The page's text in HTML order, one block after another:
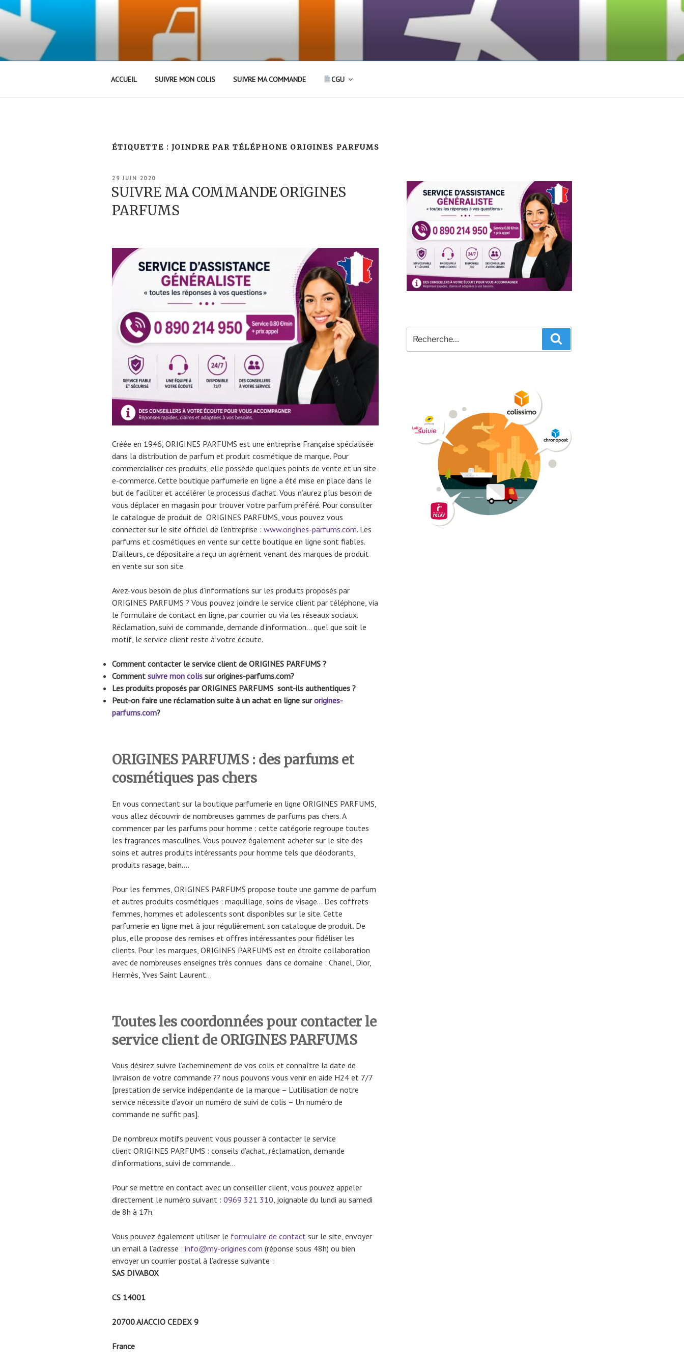
Aller
ACCUEIL SUIVRE MON COLIS SUIVRE MA COMMANDE CGU
ÉTIQUETTE : JOINDRE PAR TÉLÉPHONE ORIGINES PARFUMS
PUBLIÉ
LE
29 JUIN 2020
SUIVRE MA COMMANDE ORIGINES
PARFUMS
Créée en 1946, ORIGINES PARFUMS est une entreprise Française spécialisée
dans la distribution de parfum et produit cosmétique de marque. Pour
commercialiser ces produits, elle possède quelques points de vente et un site
e-commerce. Cette boutique parfumerie en ligne a été mise en place dans le
but de faciliter et accélérer le processus d’achat. Vous n’aurez plus besoin de
vous déplacer en magasin pour trouver votre parfum préféré. Pour consulter
le catalogue de produit de ORIGINES PARFUMS, vous pouvez vous
connecter sur le site officiel de l’entreprise : www.origines-parfums.com. Les
parfums et cosmétiques en vente sur cette boutique en ligne sont fiables.
D’ailleurs, ce dépositaire a reçu un agrément venant des marques de produit
en vente sur son site.
Avez-vous besoin de plus d’informations sur les produits proposés par
ORIGINES PARFUMS ? Vous pouvez joindre le service client par téléphone, via
le formulaire de contact en ligne, par courrier ou via les réseaux sociaux.
Réclamation, suivi de commande, demande d’information… quel que soit le
motif, le service client reste à votre écoute.
Comment contacter le service client de ORIGINES PARFUMS ?
Comment suivre mon colis sur origines-parfums.com?
Les produits proposés par ORIGINES PARFUMS sont-ils authentiques ?
Peut-on faire une réclamation suite à un achat en ligne surorigines-
parfums.com?
ORIGINES PARFUMS : des parfums et
cosmétiques pas chers
En vous connectant sur la boutique parfumerie en ligne ORIGINES PARFUMS,
vous allez découvrir de nombreuses gammes de parfums pas chers. A
commencer par les parfums pour homme : cette catégorie regroupe toutes
les fragrances masculines. Vous pouvez également acheter sur le site des
soins et autres produits intéressants pour homme tels que déodorants,
produits rasage, bain….
Pour les femmes, ORIGINES PARFUMS propose toute une gamme de parfum
et autres produits cosmétiques : maquillage, soins de visage… Des coffrets
femmes, hommes et adolescents sont disponibles sur le site. Cette
parfumerie en ligne met à jour régulièrement son catalogue de produit. De
plus, elle propose des remises et offres intéressantes pour fidéliser les
clients. Pour les marques, ORIGINES PARFUMS est en étroite collaboration
avec de nombreuses enseignes très connues dans ce domaine : Chanel, Dior,
Hermès, Yves Saint Laurent…
Toutes les coordonnées pour contacter le
service client de ORIGINES PARFUMS
Vous désirez suivre l’acheminement de vos colis et connaître la date de
livraison de votre commande ?? nous pouvons vous venir en aide H24 et 7/7
[prestation de service indépendante de la marque – L’utilisation de notre
service nécessite d’avoir un numéro de suivi de colis – Un numéro de
commande ne suffit pas].
De nombreux motifs peuvent vous pousser à contacter le service
client ORIGINES PARFUMS : conseils d’achat, réclamation, demande
d’informations, suivi de commande…
Pour se mettre en contact avec un conseiller client, vous pouvez appeler
directement le numéro suivant : 0969 321 310, joignable du lundi au samedi
de 8h à 17h.
Vous pouvez également utiliser le formulaire de contact sur le site, envoyer
un email à l’adresse : info@my-origines.com (réponse sous 48h) ou bien
envoyer un courrier postal à l’adresse suivante :
SAS DIVABOX
CS 14001
20700 AJACCIO CEDEX 9
France
pour